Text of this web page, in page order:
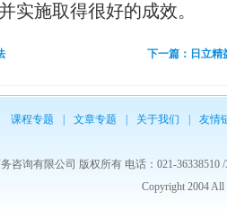
实施取得很好的成效。
下一篇：日立精
课程专题 文章专题 关于我们 友情
咨询有限公司 版权所有 电话：021-36338510 /
Copyright 2004 All